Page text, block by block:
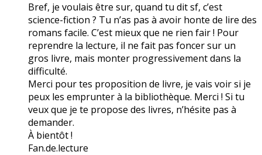
Bref, je voulais être sur, quand tu dit sf, c’est
science-fiction ? Tu n’as pas à avoir honte de lire des
romans facile. C’est mieux que ne rien fair ! Pour
reprendre la lecture, il ne fait pas foncer sur un
gros livre, mais monter progressivement dans la
difficulté.
Merci pour tes proposition de livre, je vais voir si je
peux les emprunter à la bibliothèque. Merci ! Si tu
veux que je te propose des livres, n’hésite pas à
demander.
À bientôt !
Fan.de.lecture